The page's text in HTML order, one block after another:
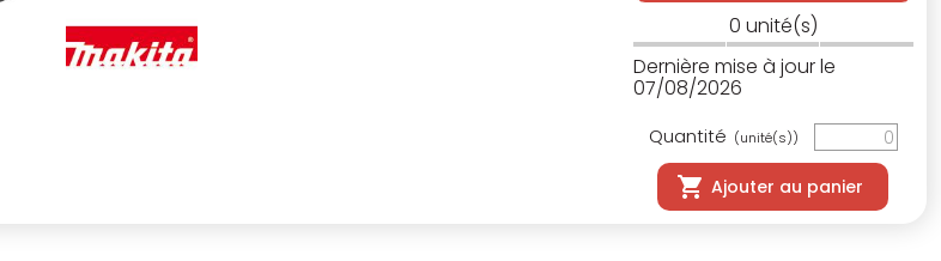
0 unité(s)
Dernière mise à jour le
07/08/2026
Quantité (unité(s))
Ajouter au panier